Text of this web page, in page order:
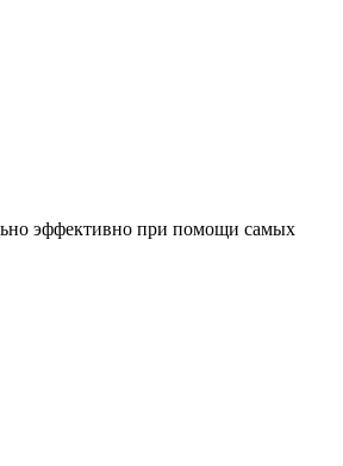
эффективно при помощи самых